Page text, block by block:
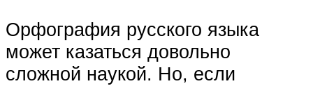
Орфография русского языка
может казаться довольно
сложной наукой. Но, если